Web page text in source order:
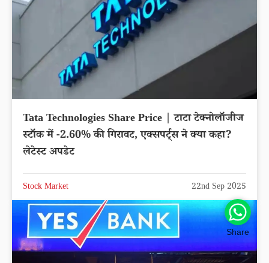
Tata Technologies Share Price | टाटा टेक्नोलॉजीज
स्टॉक में -2.60% की गिरावट, एक्सपर्ट्स ने क्या कहा?
लेटेस्ट अपडेट
Stock Market 22nd Sep 2025
Share